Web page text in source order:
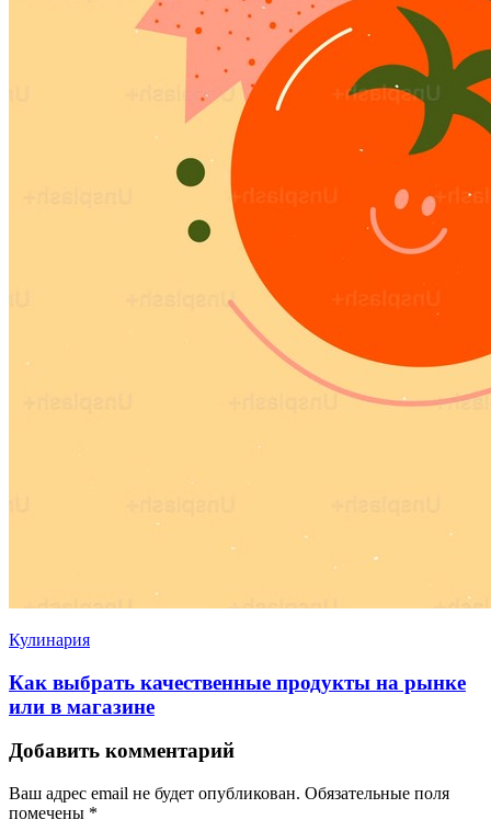
Кулинария
Как выбрать качественные продукты на рынке
или в магазине
Добавить комментарий
Ваш адрес email не будет опубликован. Обязательные поля
помечены *